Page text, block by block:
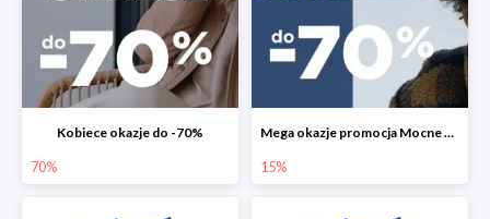
Kobiece okazje do -70%
70%
Mega okazje promocja Mocne marki do -70%
15%